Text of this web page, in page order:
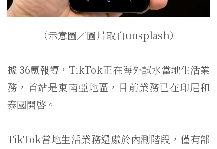
（示意圖／圖片取自unsplash）
據 36氪報導，TikTok正在海外試水當地生活業
務，首站是東南亞地區，目前業務已在印尼和
泰國開啓。
TikTok當地生活業務還處於內測階段，僅有部